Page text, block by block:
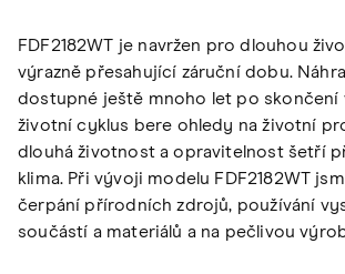
FDF2182WT je navržen pro dlouhou
výrazně přesahující záruční dobu.
dostupné ještě mnoho let po skončení
životní cyklus bere ohledy na životní
dlouhá životnost a opravitelnost šetří
klima. Při vývoji modelu FDF2182WT
čerpání přírodních zdrojů, používání
součástí a materiálů a na pečlivou